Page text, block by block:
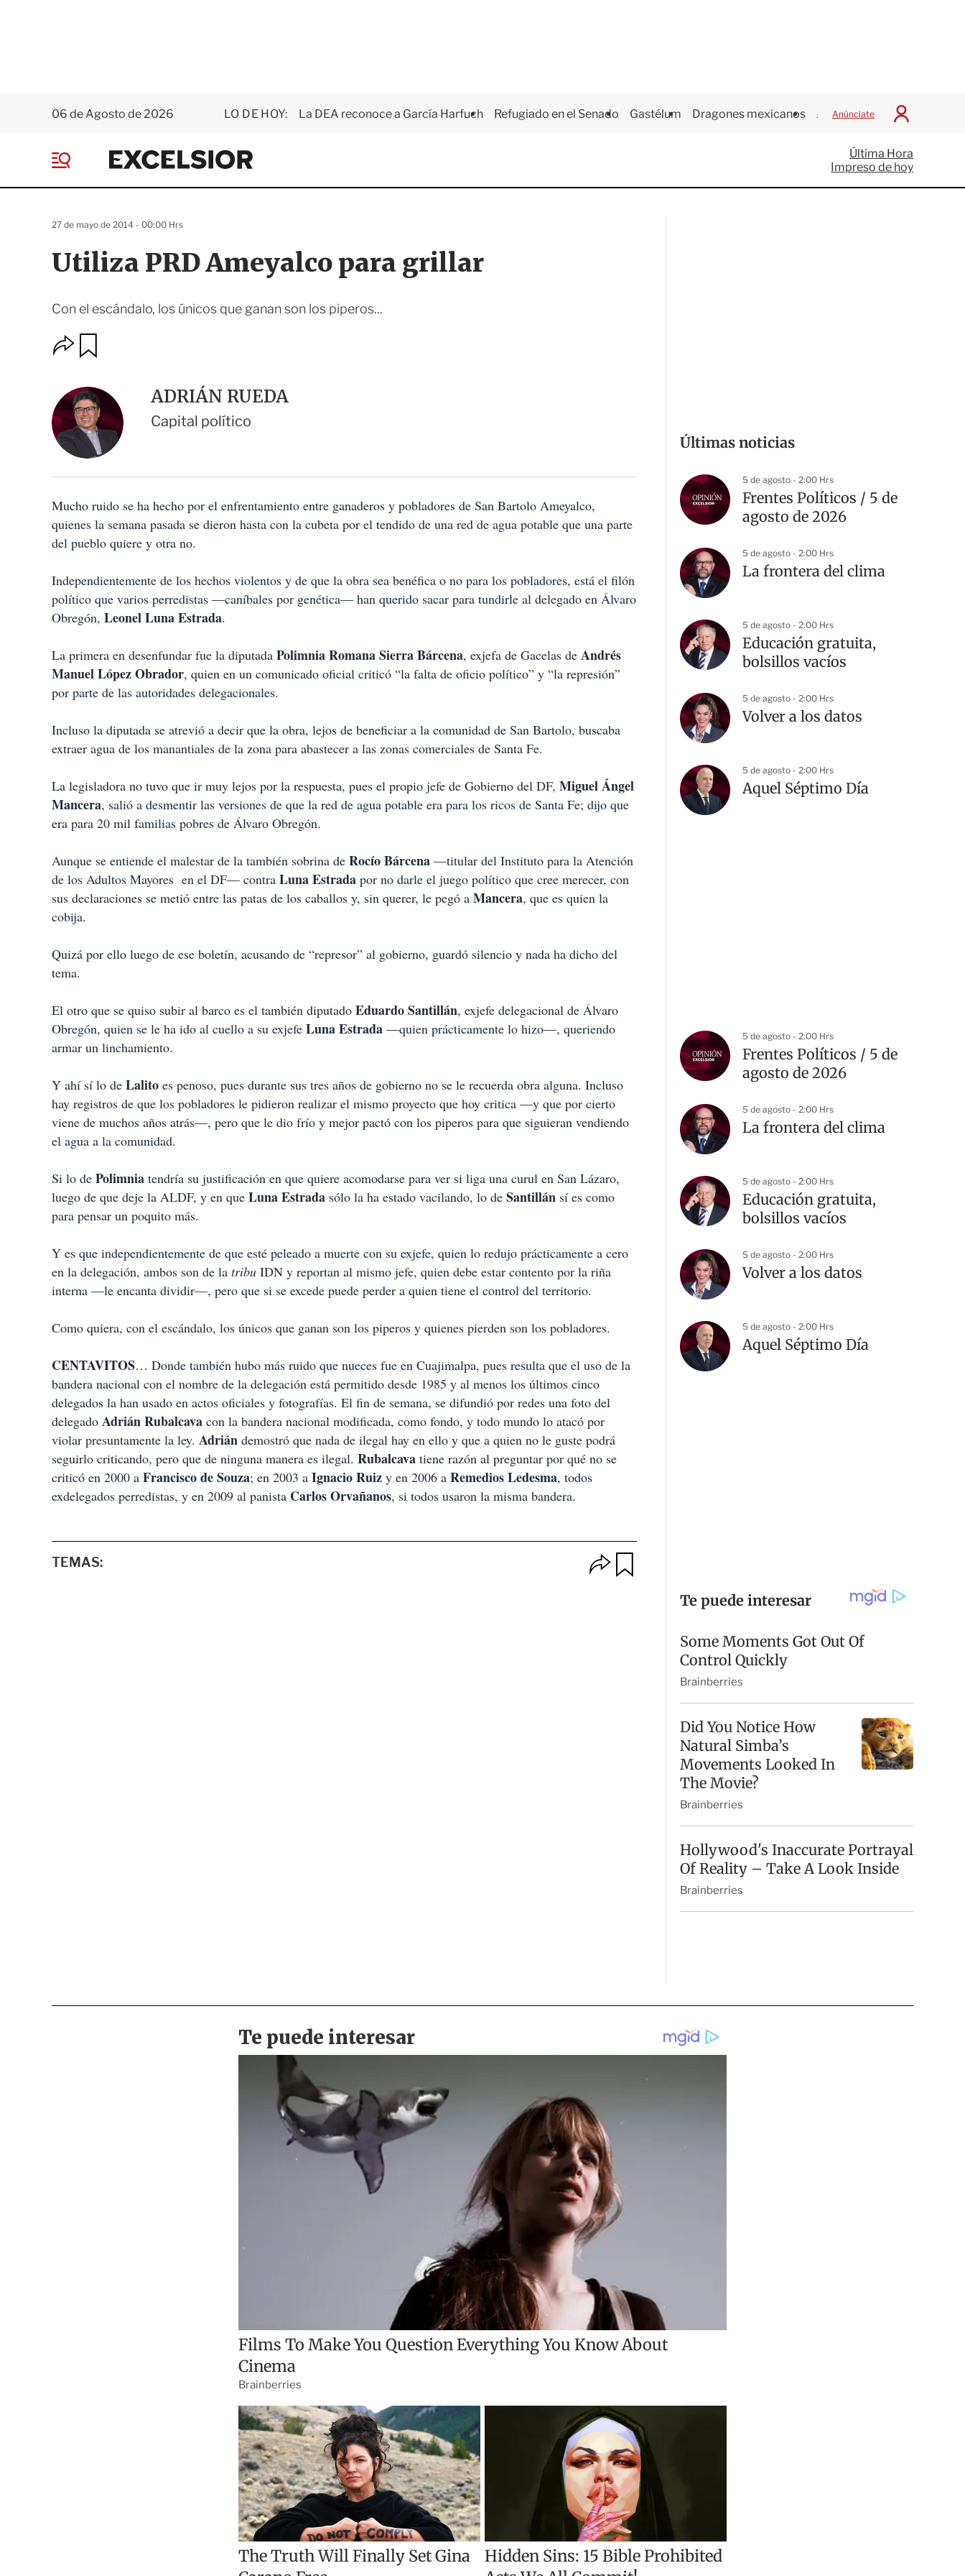
06 de Agosto de 2026 LO DE HOY: La DEA reconoce a García Harfuch Refugiado en el Senado Gastélum Dragones mexicanos Juegos Centroamericanos
Anúnciate
I
c
i
a
E
x
e
r
e
Última Hora
Impreso de hoy
Utiliza PRD Ameyalco para grillar
Con el escándalo, los únicos que ganan son los piperos...
27 de mayo de 2014 - 00:00 Hrs
O
p
o
n
e
s
d
e
c
m
a
r
r
d
r
ADRIÁN RUEDA
Capital político
Mucho ruido se ha hecho por el enfrentamiento entre ganaderos y pobladores de San Bartolo Ameyalco,
quienes la semana pasada se dieron hasta con la cubeta por el tendido de una red de agua potable que una parte
del pueblo quiere y otra no.
Independientemente de los hechos violentos y de que la obra sea benéfica o no para los pobladores, está el filón
político que varios perredistas —caníbales por genética— han querido sacar para tundirle al delegado en Álvaro
Obregón, Leonel Luna Estrada.
La primera en desenfundar fue la diputada Polimnia Romana Sierra Bárcena, exjefa de Gacelas de Andrés
ManuelLópezObrador, quien en un comunicado oficial criticó “la falta de oficio político” y “la represión”
por parte de las autoridades delegacionales.
Incluso la diputada se atrevió a decir que la obra, lejos de beneficiar a la comunidad de San Bartolo, buscaba
extraer agua de los manantiales de la zona para abastecer a las zonas comerciales de Santa Fe.
La legisladora no tuvo que ir muy lejos por la respuesta, pues el propio jefe de Gobierno del DF, MiguelÁngel
Mancera, salió a desmentir las versiones de que la red de agua potable era para los ricos de Santa Fe; dijo que
era para 20 mil familias pobres de Álvaro Obregón.
Aunque se entiende el malestar de la también sobrina de RocíoBárcena —titular del Instituto para la Atención
de los Adultos Mayores en el DF— contra LunaEstrada por no darle el juego político que cree merecer, con
sus declaraciones se metió entre las patas de los caballos y, sin querer, le pegó a Mancera, que es quien la
cobija.
Quizá por ello luego de ese boletín, acusando de “represor” al gobierno, guardó silencio y nada ha dicho del
tema.
El otro que se quiso subir al barco es el también diputado EduardoSantillán, exjefe delegacional de Álvaro
Obregón, quien se le ha ido al cuello a su exjefe LunaEstrada —quien prácticamente lo hizo—, queriendo
armar un linchamiento.
Y ahí sí lo de Lalito es penoso, pues durante sus tres años de gobierno no se le recuerda obra alguna. Incluso
hay registros de que los pobladores le pidieron realizar el mismo proyecto que hoy critica —y que por cierto
viene de muchos años atrás—, pero que le dio frío y mejor pactó con los piperos para que siguieran vendiendo
el agua a la comunidad.
Si lo de Polimnia tendría su justificación en que quiere acomodarse para ver si liga una curul en San Lázaro,
luego de que deje la ALDF, y en que LunaEstrada sólo la ha estado vacilando, lo de Santillán sí es como
para pensar un poquito más.
Y es que independientemente de que esté peleado a muerte con su exjefe, quien lo redujo prácticamente a cero
en la delegación, ambos son de la tribu IDN y reportan al mismo jefe, quien debe estar contento por la riña
interna —le encanta dividir—, pero que si se excede puede perder a quien tiene el control del territorio.
Como quiera, con el escándalo, los únicos que ganan son los piperos y quienes pierden son los pobladores.
CENTAVITOS… Donde también hubo más ruido que nueces fue en Cuajimalpa, pues resulta que el uso de la
bandera nacional con el nombre de la delegación está permitido desde 1985 y al menos los últimos cinco
delegados la han usado en actos oficiales y fotografías. El fin de semana, se difundió por redes una foto del
delegado AdriánRubalcava con la bandera nacional modificada, como fondo, y todo mundo lo atacó por
violar presuntamente la ley. Adrián demostró que nada de ilegal hay en ello y que a quien no le guste podrá
seguirlo criticando, pero que de ninguna manera es ilegal. Rubalcava tiene razón al preguntar por qué no se
criticó en 2000 a Francisco deSouza; en 2003 a Ignacio Ruiz y en 2006 a RemediosLedesma, todos
exdelegados perredistas, y en 2009 al panista CarlosOrvañanos, si todos usaron la misma bandera.
TEMAS:
p
Últimas noticias
5 de agosto - 2:00 Hrs
Frentes Políticos / 5 de
agosto de 2026
5 de agosto - 2:00 Hrs
La frontera del clima
5 de agosto - 2:00 Hrs
Educación gratuita,
bolsillos vacíos
5 de agosto - 2:00 Hrs
Volver a los datos
5 de agosto - 2:00 Hrs
Aquel Séptimo Día
5 de agosto - 2:00 Hrs
Frentes Políticos / 5 de
agosto de 2026
5 de agosto - 2:00 Hrs
La frontera del clima
5 de agosto - 2:00 Hrs
Educación gratuita,
bolsillos vacíos
5 de agosto - 2:00 Hrs
Volver a los datos
5 de agosto - 2:00 Hrs
Aquel Séptimo Día